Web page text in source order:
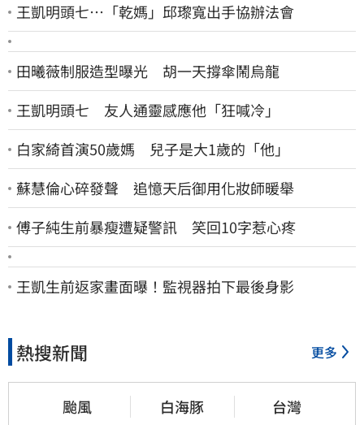
王凱明頭七…「乾媽」邱瓈寬出手協辦法會
田曦薇制服造型曝光 胡一天撐傘鬧烏龍
王凱明頭七 友人通靈感應他「狂喊冷」
白家綺首演50歲媽 兒子是大1歲的「他」
蘇慧倫心碎發聲 追憶天后御用化妝師暖舉
傅子純生前暴瘦遭疑警訊 笑回10字惹心疼
王凱生前返家畫面曝！監視器拍下最後身影
熱搜新聞 更多
颱風 白海豚 台灣